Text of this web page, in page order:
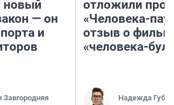
новый
— он
и
Завгородняя
отложили
«Человека-
отзыв о
«человека-
Надежда